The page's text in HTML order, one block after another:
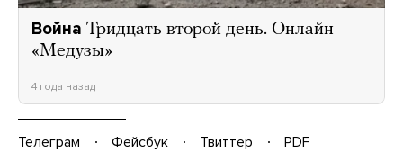
Война Тридцать второй день. Онлайн
«Медузы»
4 года назад
Телеграм Фейсбук Твиттер
PDF